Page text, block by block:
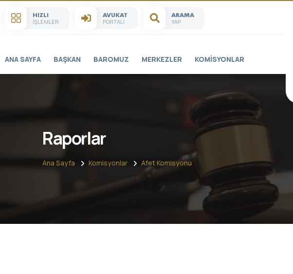
HIZLI
İŞLEMLER
AVUKAT
PORTALI
ARAMA
YAP
ANA SAYFA BAŞKAN BAROMUZ MERKEZLER KOMISYONLAR
Raporlar
Ana Sayfa Komisyonlar Afet Komisyonu